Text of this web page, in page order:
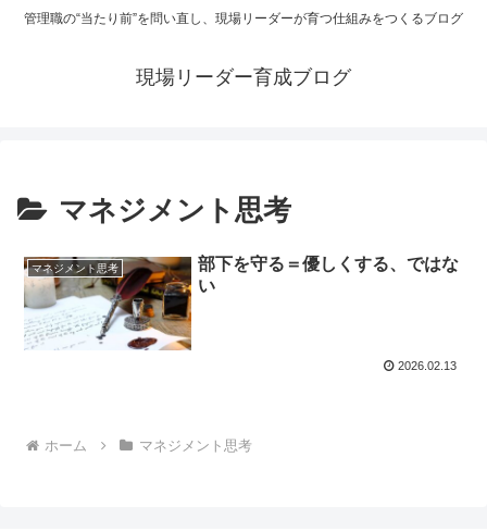
管理職の“当たり前”を問い直し、現場リーダーが育つ仕組みをつくるブログ
現場リーダー育成ブログ
マネジメント思考
マネジメント思考
部下を守る＝優しくする、ではな
い
2026.02.13
ホーム マネジメント思考